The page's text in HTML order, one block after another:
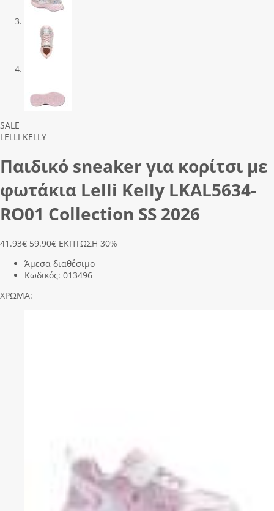
Previous
Next
SALE
LELLI KELLY
Παιδικό sneaker για κορίτσι με
φωτάκια Lelli Kelly LΚΑL5634-
RΟ01 Collection SS 2026
41.93€ 59.90€ ΕΚΠΤΩΣΗ 30%
Άμεσα διαθέσιμο
Κωδικός: 013496
ΧΡΩΜΑ: